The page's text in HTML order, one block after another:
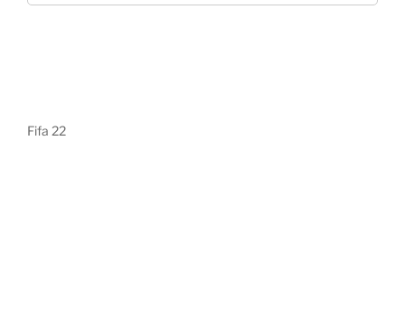
Fifa 22